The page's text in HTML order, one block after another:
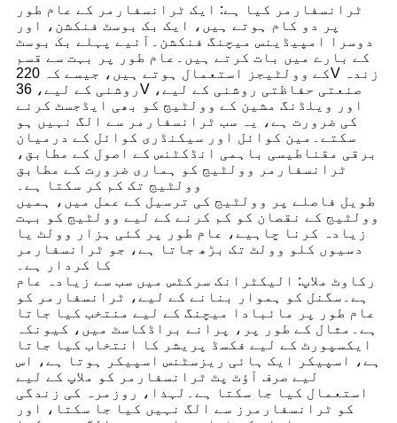
ٹرانسفارمر کیا ہے: ایک ٹرانسفارمر کے عام طور
پر دو کام ہوتے ہیں، ایک بک بوسٹ فنکشن، اور
دوسرا امپیڈینس میچنگ فنکشن۔آئیے پہلے بک بوسٹ
کے بارے میں بات کرتے ہیں۔عام طور پر بہت سے قسم
کے وولٹیجز استعمال ہوتے ہیں، جیسے کہ 220V زندہ
روشنی کے لیے، 36V صنعتی حفاظتی روشنی کے لیے،
اور ویلڈنگ مشین کے وولٹیج کو بھی ایڈجسٹ کرنے
کی ضرورت ہے، یہ سب ٹرانسفارمر سے الگ نہیں ہو
سکتے۔مین کوائل اور سیکنڈری کوائل کے درمیان
برقی مقناطیسی باہمی انڈکٹنس کے اصول کے مطابق،
ٹرانسفارمر وولٹیج کو ہماری ضرورت کے مطابق
وولٹیج تک کم کر سکتا ہے۔
طویل فاصلے پر وولٹیج کی ترسیل کے عمل میں، ہمیں
وولٹیج کے نقصان کو کم کرنے کے لیے وولٹیج کو بہت
زیادہ کرنا چاہیے، عام طور پر کئی ہزار وولٹ یا
دسیوں کلو وولٹ تک بڑھ جاتا ہے، جو ٹرانسفارمر
کا کردار ہے۔
رکاوٹ ملاپ: الیکٹرانک سرکٹس میں سب سے زیادہ عام
ہے۔سگنل کو ہموار بنانے کے لیے، ٹرانسفارمر کو
عام طور پر مائبادا میچنگ کے لیے منتخب کیا جاتا
ہے۔مثال کے طور پر، پرانے براڈکاسٹ میں، کیونکہ
ایکسپورٹ کے لیے فکسڈ پریشر کا انتخاب کیا جاتا
ہے، اسپیکر ایک ہائی ریزسٹنس اسپیکر ہوتا ہے، اس
لیے صرف آؤٹ پٹ ٹرانسفارمر کو ملاپ کے لیے
استعمال کیا جا سکتا ہے۔لہذا، روزمرہ کی زندگی
کو ٹرانسفارمرز سے الگ نہیں کیا جا سکتا، اور